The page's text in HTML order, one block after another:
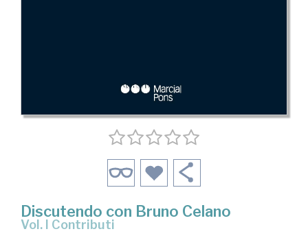
Discutendo con Bruno Celano
Vol. I Contributi